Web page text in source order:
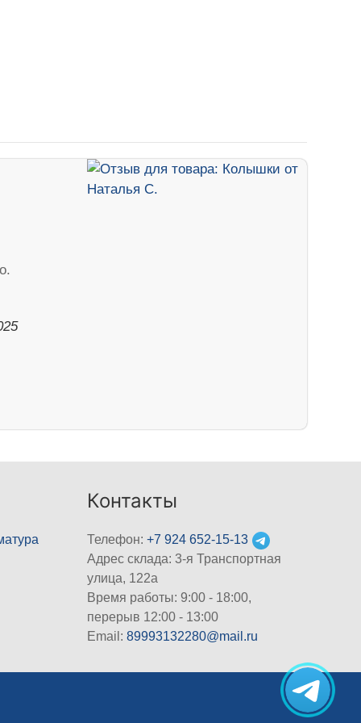
Контакты
Телефон:+7 924 652-15-13
Адрес склада: 3-я Транспортная
улица, 122а
Время работы: 9:00 - 18:00,
перерыв 12:00 - 13:00
Email:89993132280@mail.ru